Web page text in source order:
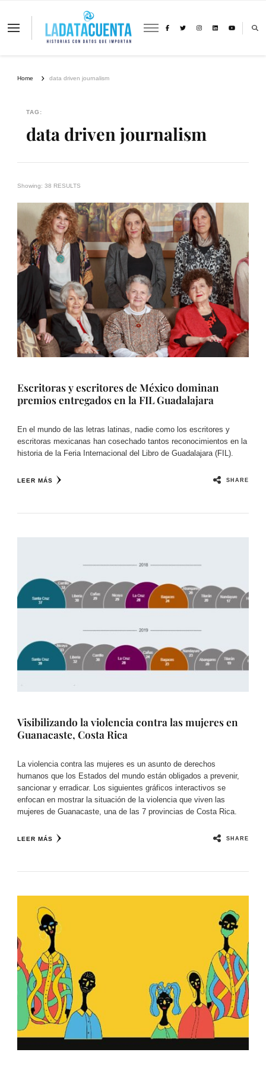
La Data Cuenta es una plataforma
Home data driven journalism
TAG:
data driven journalism
Showing: 38 RESULTS
Escritoras y escritores de México dominan
premios entregados en la FIL Guadalajara
En el mundo de las letras latinas, nadie como los escritores y
escritoras mexicanas han cosechado tantos reconocimientos en la
historia de la Feria Internacional del Libro de Guadalajara (FIL).
LEER MÁS SHARE
Visibilizando la violencia contra las mujeres en
Guanacaste, Costa Rica
La violencia contra las mujeres es un asunto de derechos
humanos que los Estados del mundo están obligados a prevenir,
sancionar y erradicar. Los siguientes gráficos interactivos se
enfocan en mostrar la situación de la violencia que viven las
mujeres de Guanacaste, una de las 7 provincias de Costa Rica.
LEER MÁS SHARE